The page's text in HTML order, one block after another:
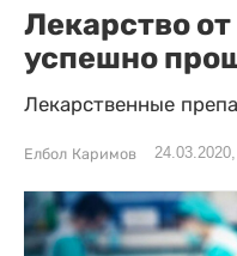
Лекарство
успешно
Лекарственные
Елбол Каримов